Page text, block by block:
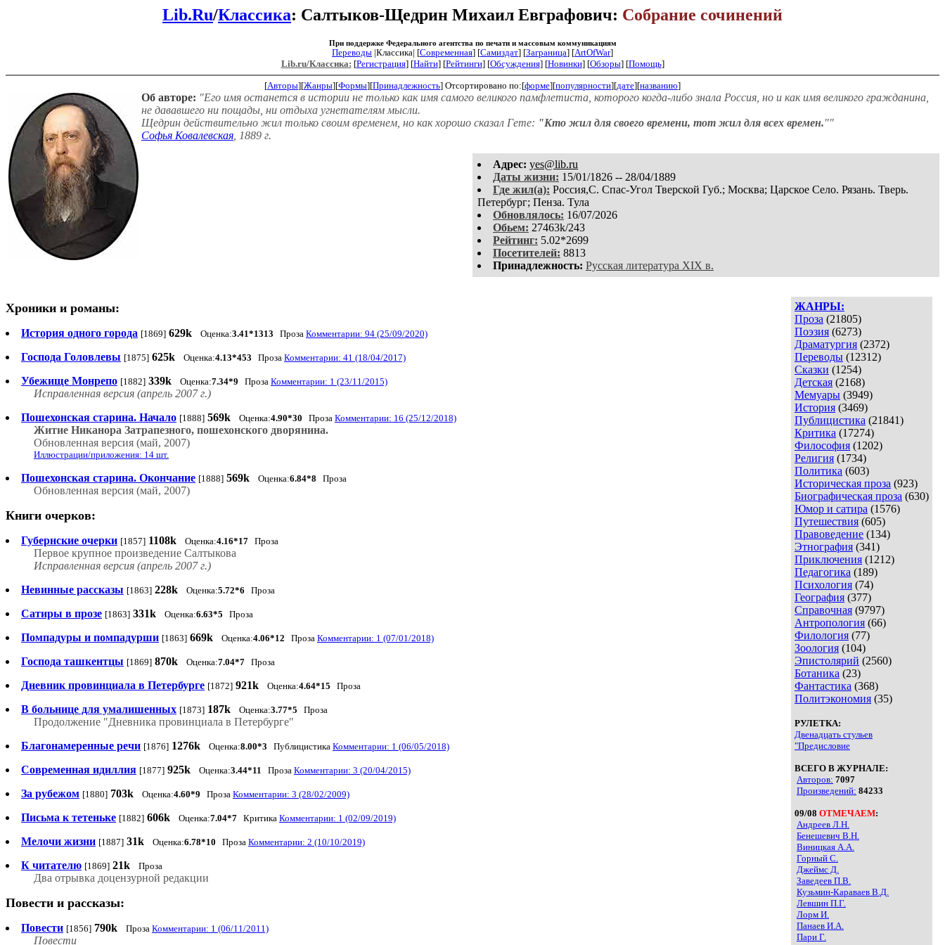
Lib.Ru/Классика: Салтыков-Щедрин Михаил Евграфович: Собрание сочинений
При поддержке Федерального агентства по печати и массовым коммуникациям
Переводы |Классика| [Современная] [Самиздат] [Заграница] [ArtOfWar]
Lib.ru/Классика: [Регистрация] [Найти] [Рейтинги] [Обсуждения] [Новинки] [Обзоры] [Помощь]
[Авторы][Жанры][Формы][Принадлежность] Отсортировано по:[форме][популярности][дате][названию]
Об авторе: "Его имя останется в истории не только как имя самого великого памфлетиста, которого когда-либо знала Россия, но и как имя великого гражданина,
не дававшего ни пощады, ни отдыха угнетателям мысли.
Щедрин действительно жил только своим временем, но как хорошо сказал Гете: "Кто жил для своего времени, тот жил для всех времен.""
Софья Ковалевская , 1889 г.
Aдpeс: yes@lib.ru
Даты жизни: 15/01/1826 -- 28/04/1889
Где жил(а): Россия,С. Спас-Угол Тверской Губ.; Москва; Царское Село. Рязань. Тверь.
Петербург; Пенза. Тула
Обновлялось: 16/07/2026
Обьем: 27463k/243
Рейтинг: 5.02*2699
Посетителей: 8813
Принадлежность: Русская литература XIX в.
ЖАНРЫ:
Проза (21805)
Поэзия (6273)
Драматургия (2372)
Переводы (12312)
Сказки (1254)
Детская (2168)
Мемуары (3949)
История (3469)
Публицистика (21841)
Критика (17274)
Философия (1202)
Религия (1734)
Политика (603)
Историческая проза (923)
Биографическая проза (630)
Юмор и сатира (1576)
Путешествия (605)
Правоведение (134)
Этнография (341)
Приключения (1212)
Педагогика (189)
Психология (74)
География (377)
Справочная (9797)
Антропология (66)
Филология (77)
Зоология (104)
Эпистолярий (2560)
Ботаника (23)
Фантастика (368)
Политэкономия (35)
РУЛЕТКА:
Двенадцать стульев
"Предисловие
ВСЕГО В ЖУРНАЛЕ:
Авторов: 7097
Произведений: 84233
09/08 ОТМЕЧАЕМ:
Андреев Л.Н.
Бенешевич В.Н.
Виницкая А.А.
Горный С.
Джеймс Д.
Заведеев П.В.
Кузьмин-Караваев В.Д.
Левшин П.Г.
Лорм И.
Панаев И.А.
Пари Г.
Хроники и романы:
История одного города [1869] 629k Оценка:3.41*1313 Проза Комментарии: 94 (25/09/2020)
Господа Головлевы [1875] 625k Оценка:4.13*453 Проза Комментарии: 41 (18/04/2017)
Убежище Монрепо [1882] 339k Оценка:7.34*9 Проза Комментарии: 1 (23/11/2015)
Исправленная версия (апрель 2007 г.)
Пошехонская старина. Начало [1888] 569k Оценка:4.90*30 Проза Комментарии: 16 (25/12/2018)
Житие Никанора Затрапезного, пошехонского дворянина.
Обновленная версия (май, 2007)
Иллюстрации/приложения: 14 шт.
Пошехонская старина. Окончание [1888] 569k Оценка:6.84*8 Проза
Обновленная версия (май, 2007)
Книги очерков:
Губернские очерки [1857] 1108k Оценка:4.16*17 Проза
Первое крупное произведение Салтыкова
Исправленная версия (апрель 2007 г.)
Невинные рассказы [1863] 228k Оценка:5.72*6 Проза
Сатиры в прозе [1863] 331k Оценка:6.63*5 Проза
Помпадуры и помпадурши [1863] 669k Оценка:4.06*12 Проза Комментарии: 1 (07/01/2018)
Господа ташкентцы [1869] 870k Оценка:7.04*7 Проза
Дневник провинциала в Петербурге [1872] 921k Оценка:4.64*15 Проза
В больнице для умалишенных [1873] 187k Оценка:3.77*5 Проза
Продолжение "Дневника провинциала в Петербурге"
Благонамеренные речи [1876] 1276k Оценка:8.00*3 Публицистика Комментарии: 1 (06/05/2018)
Современная идиллия [1877] 925k Оценка:3.44*11 Проза Комментарии: 3 (20/04/2015)
За рубежом [1880] 703k Оценка:4.60*9 Проза Комментарии: 3 (28/02/2009)
Письма к тетеньке [1882] 606k Оценка:7.04*7 Критика Комментарии: 1 (02/09/2019)
Мелочи жизни [1887] 31k Оценка:6.78*10 Проза Комментарии: 2 (10/10/2019)
К читателю [1869] 21k Проза
Два отрывка доцензурной редакции
Повести и рассказы:
Повести [1856] 790k Проза Комментарии: 1 (06/11/2011)
Повести